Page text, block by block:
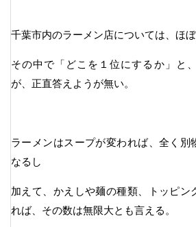
千葉市内のラーメン店については、ほ
その中で「どこを１位にするか」と
が、正直答えようが無い。
ラーメンはスープが変われば、全く別
なるし
加えて、かえしや麺の種類、トッピン
れば、その数は無限大とも言える。